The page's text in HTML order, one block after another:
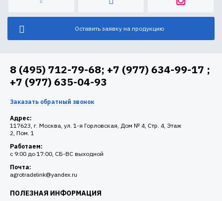
Оставить заявку на продукцию
8 (495) 712-79-68; +7 (977) 634-99-17 ;
+7 (977) 635-04-93
Заказать обратный звонок
Адрес:
117623, г. Москва, ул. 1-я Горловская, Дом № 4, Стр. 4, Этаж
2, Пом. 1
Работаем:
c 9:00 до 17:00, СБ-ВС выходной
Почта:
agrotradelink@yandex.ru
ПОЛЕЗНАЯ ИНФОРМАЦИЯ